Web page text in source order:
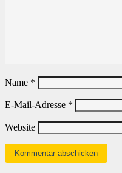
Name *
E-Mail-Adresse *
Website